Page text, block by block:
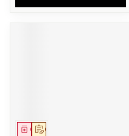
Op voorschrift
Geneesmiddel